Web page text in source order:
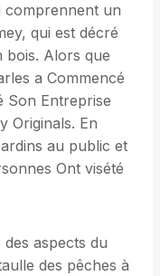
comprennent un
qui est décré
bois. Alors que
a Commencé
Son Entreprise
Originals. En
au public et
Ont visété
aspects du
des pêches à